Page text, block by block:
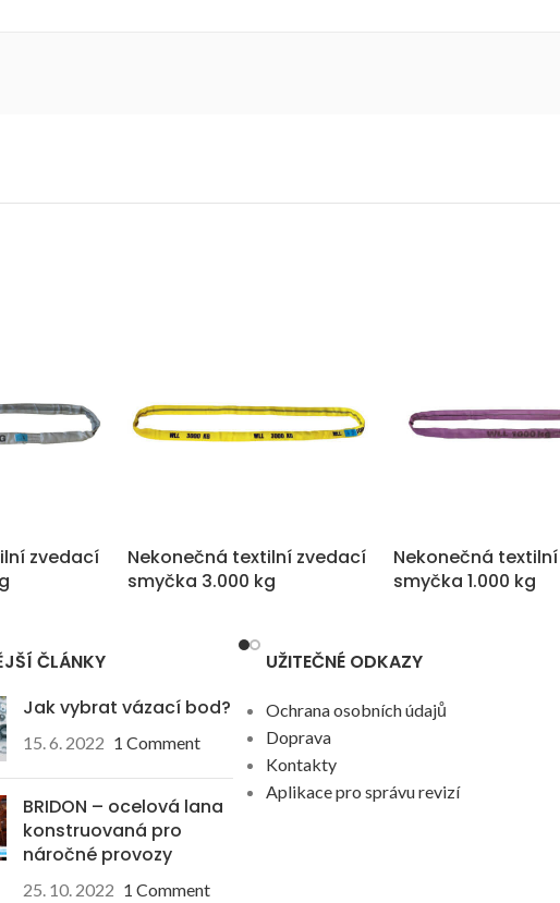
zvedací
Nekonečná textilní zvedací
smyčka 3.000 kg
Nekonečná
smyčka 1.000 kg
ČLÁNKY
Jak vybrat vázací bod?
15. 6. 2022 1 Comment
BRIDON – ocelová lana
konstruovaná pro
náročné provozy
25. 10. 2022 1 Comment
UŽITEČNÉ ODKAZY
Ochrana osobních údajů
Doprava
Kontakty
Aplikace pro správu revizí